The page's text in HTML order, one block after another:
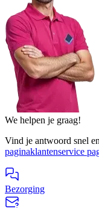
We helpen je graag!
Vind je antwoord snel
paginaklantenservice
Bezorging